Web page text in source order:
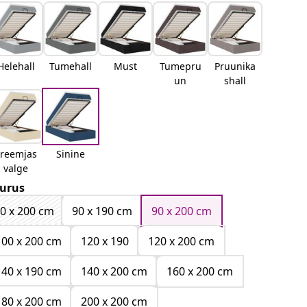
Tumehall Must
Tumepru
un
Pruunika
shall
valge
Sinine
x 200 cm
90 x 190 cm
90 x 200 cm
x 200 cm
120 x 190
120 x 200 cm
x 190 cm
140 x 200 cm
160 x 200 cm
x 200 cm
200 x 200 cm